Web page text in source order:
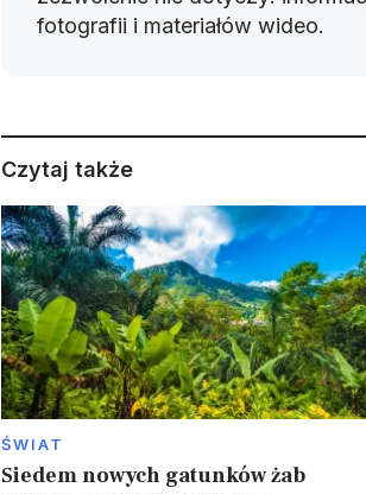
fotografii i materiałów wideo.
Czytaj także
ŚWIAT
Siedem nowych gatunków żab